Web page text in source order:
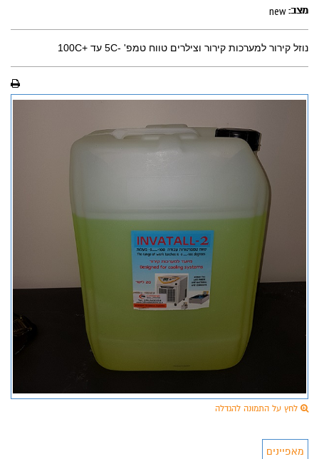
מצב: new
נוזל קירור למערכות קירור וצילרים טווח טמפ' -5C עד +100C
לחץ על התמונה להגדלה
מאפיינים